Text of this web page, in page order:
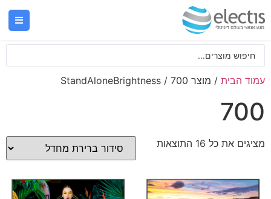
עמוד הבית / מוצר StandAloneBrightness / 700
700
מציגים את כל ⁦16⁩ התוצאות